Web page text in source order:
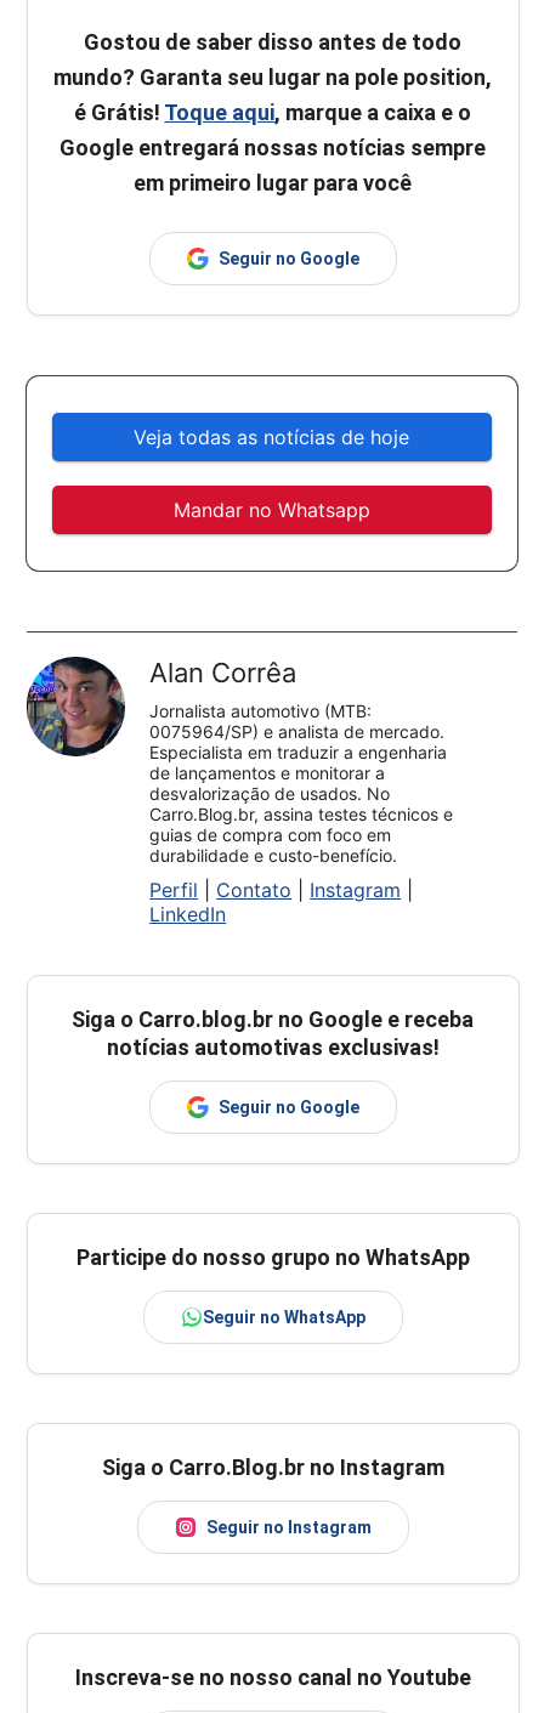
Gostou de saber disso antes de todo
mundo? Garanta seu lugar na pole position,
é Grátis! Toque aqui, marque a caixa e o
Google entregará nossas notícias sempre
em primeiro lugar para você
Seguir no Google
Veja todas as notícias de hoje
Mandar no Whatsapp
Alan Corrêa
Jornalista automotivo (MTB:
0075964/SP) e analista de mercado.
Especialista em traduzir a engenharia
de lançamentos e monitorar a
desvalorização de usados. No
Carro.Blog.br, assina testes técnicos e
guias de compra com foco em
durabilidade e custo-benefício.
Perfil Contato Instagram
LinkedIn
Siga o Carro.blog.br no Google e receba
notícias automotivas exclusivas!
Seguir no Google
Participe do nosso grupo no WhatsApp
Seguir no WhatsApp
Siga o Carro.Blog.br no Instagram
Seguir no Instagram
Inscreva-se no nosso canal no Youtube